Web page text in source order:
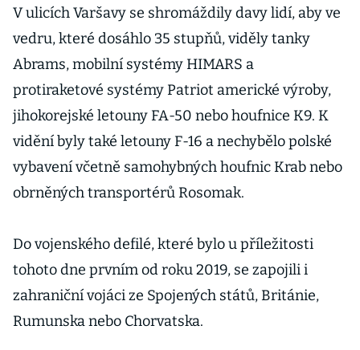
V ulicích Varšavy se shromáždily davy lidí, aby ve
vedru, které dosáhlo 35 stupňů, viděly tanky
Abrams, mobilní systémy HIMARS a
protiraketové systémy Patriot americké výroby,
jihokorejské letouny FA-50 nebo houfnice K9. K
vidění byly také letouny F-16 a nechybělo polské
vybavení včetně samohybných houfnic Krab nebo
obrněných transportérů Rosomak.
Do vojenského defilé, které bylo u příležitosti
tohoto dne prvním od roku 2019, se zapojili i
zahraniční vojáci ze Spojených států, Británie,
Rumunska nebo Chorvatska.